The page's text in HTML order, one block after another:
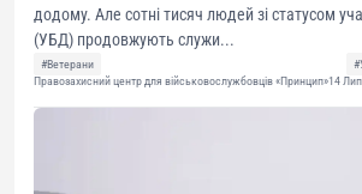
додому. Але сотні тисяч людей зі статусом
(УБД) продовжують служи...
#Ветерани
Правозахисний центр для військовослужбовців «Принцип»14